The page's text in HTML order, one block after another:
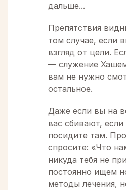
дальше...
Препятствия
том случае, если
взгляд от цели.
— служение
вам не нужно
остальное.
Даже если вы на
вас сбивают,
посидите там.
спросите: «Что
никуда тебя не
постоянно ищем
методы лечения,